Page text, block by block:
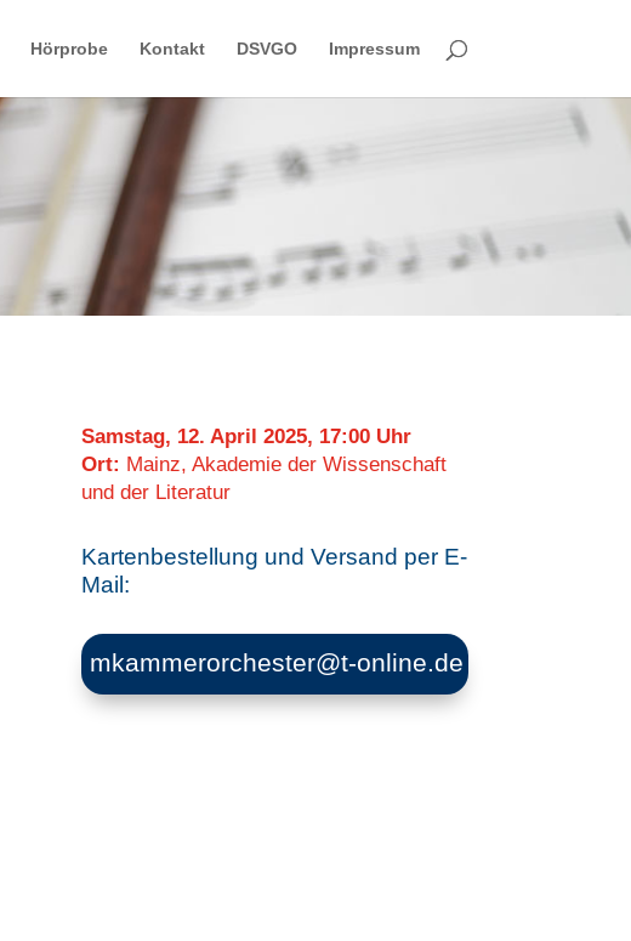
Hörprobe Kontakt DSVGO Impressum
Samstag, 12. April 2025, 17:00 Uhr
Ort: Mainz, Akademie der Wissenschaft
und der Literatur
Kartenbestellung und Versand per E-
Mail:
mkammerorchester@t-online.de